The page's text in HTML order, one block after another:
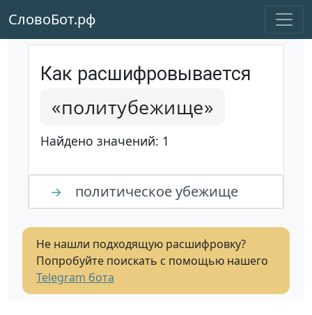
СловоБот.рф
Как расшифровывается
«политубежище»
Найдено значений: 1
→ политическое убежище
Не нашли подходящую расшифровку?
Попробуйте поискать с помощью нашего
Telegram бота